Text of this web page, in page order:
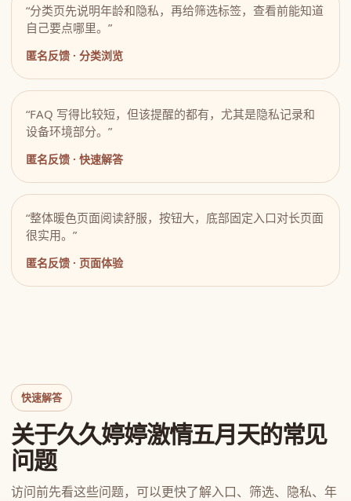
“分类页先说明年龄和隐私，再给筛选标签，查看前能知道
自己要点哪里。”
匿名反馈 · 分类浏览
“FAQ 写得比较短，但该提醒的都有，尤其是隐私记录和
设备环境部分。”
匿名反馈 · 快速解答
“整体暖色页面阅读舒服，按钮大，底部固定入口对长页面
很实用。”
匿名反馈 · 页面体验
快速解答
关于久久婷婷激情五月天的常见
问题
访问前先看这些问题，可以更快了解入口、筛选、隐私、年